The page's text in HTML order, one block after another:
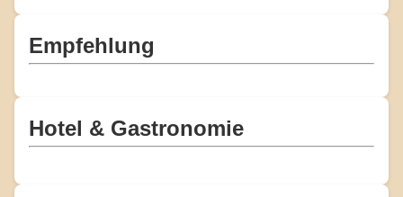
Empfehlung
Hotel & Gastronomie